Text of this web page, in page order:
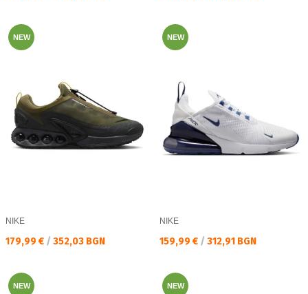
NEW
NIKE
Текуща цена:
179,99 € / 352,03 BGN
NEW
NIKE
Текуща цена:
159,99 € / 312,91 BGN
NEW NEW